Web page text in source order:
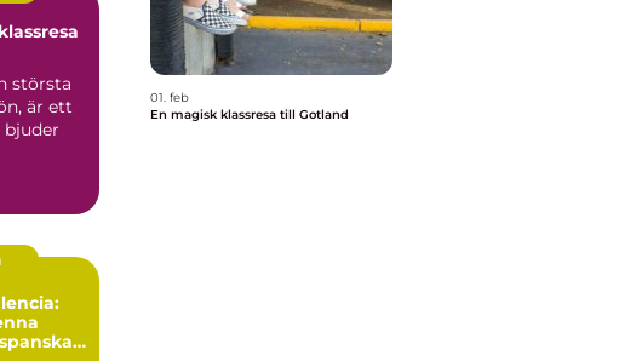
största
är ett
bjuder
01. feb
En magisk klassresa till Gotland